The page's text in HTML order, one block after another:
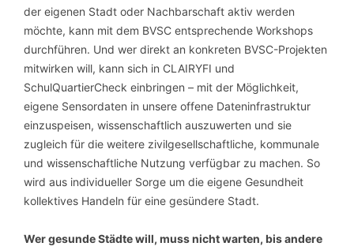
der eigenen Stadt oder Nachbarschaft aktiv werden
möchte, kann mit dem BVSC entsprechende Workshops
durchführen. Und wer direkt an konkreten BVSC-Projekten
mitwirken will, kann sich in CLAIRYFI und
SchulQuartierCheck einbringen – mit der Möglichkeit,
eigene Sensordaten in unsere offene Dateninfrastruktur
einzuspeisen, wissenschaftlich auszuwerten und sie
zugleich für die weitere zivilgesellschaftliche, kommunale
und wissenschaftliche Nutzung verfügbar zu machen. So
wird aus individueller Sorge um die eigene Gesundheit
kollektives Handeln für eine gesündere Stadt.
Wer gesunde Städte will, muss nicht warten, bis andere